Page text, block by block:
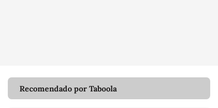
Recomendado por Taboola